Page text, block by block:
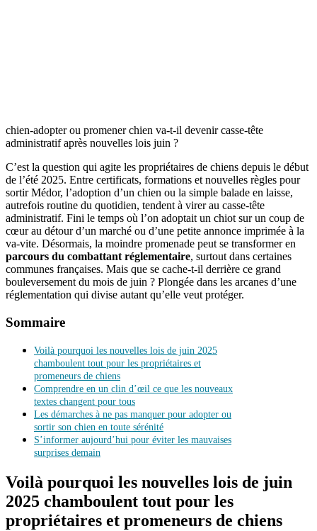
chien-adopter ou promener chien va-t-il devenir casse-tête
administratif après nouvelles lois juin ?
C’est la question qui agite les propriétaires de chiens depuis le début
de l’été 2025. Entre certificats, formations et nouvelles règles pour
sortir Médor, l’adoption d’un chien ou la simple balade en laisse,
autrefois routine du quotidien, tendent à virer au casse-tête
administratif. Fini le temps où l’on adoptait un chiot sur un coup de
cœur au détour d’un marché ou d’une petite annonce imprimée à la
va-vite. Désormais, la moindre promenade peut se transformer en
parcours du combattant réglementaire, surtout dans certaines
communes françaises. Mais que se cache-t-il derrière ce grand
bouleversement du mois de juin ? Plongée dans les arcanes d’une
réglementation qui divise autant qu’elle veut protéger.
Sommaire
Voilà pourquoi les nouvelles lois de juin 2025
chamboulent tout pour les propriétaires et
promeneurs de chiens
Comprendre en un clin d’œil ce que les nouveaux
textes changent pour tous
Les démarches à ne pas manquer pour adopter ou
sortir son chien en toute sérénité
S’informer aujourd’hui pour éviter les mauvaises
surprises demain
Voilà pourquoi les nouvelles lois de juin
2025 chamboulent tout pour les
propriétaires et promeneurs de chiens